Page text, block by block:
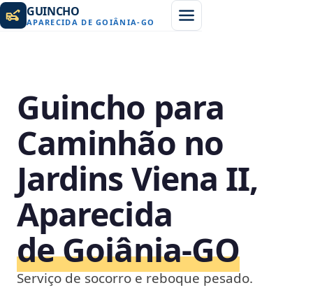
GUINCHO
APARECIDA DE GOIÂNIA-GO
Guincho para
Caminhão no
Jardins Viena II,
Aparecida
de Goiânia‑GO
Serviço de socorro e reboque pesado.